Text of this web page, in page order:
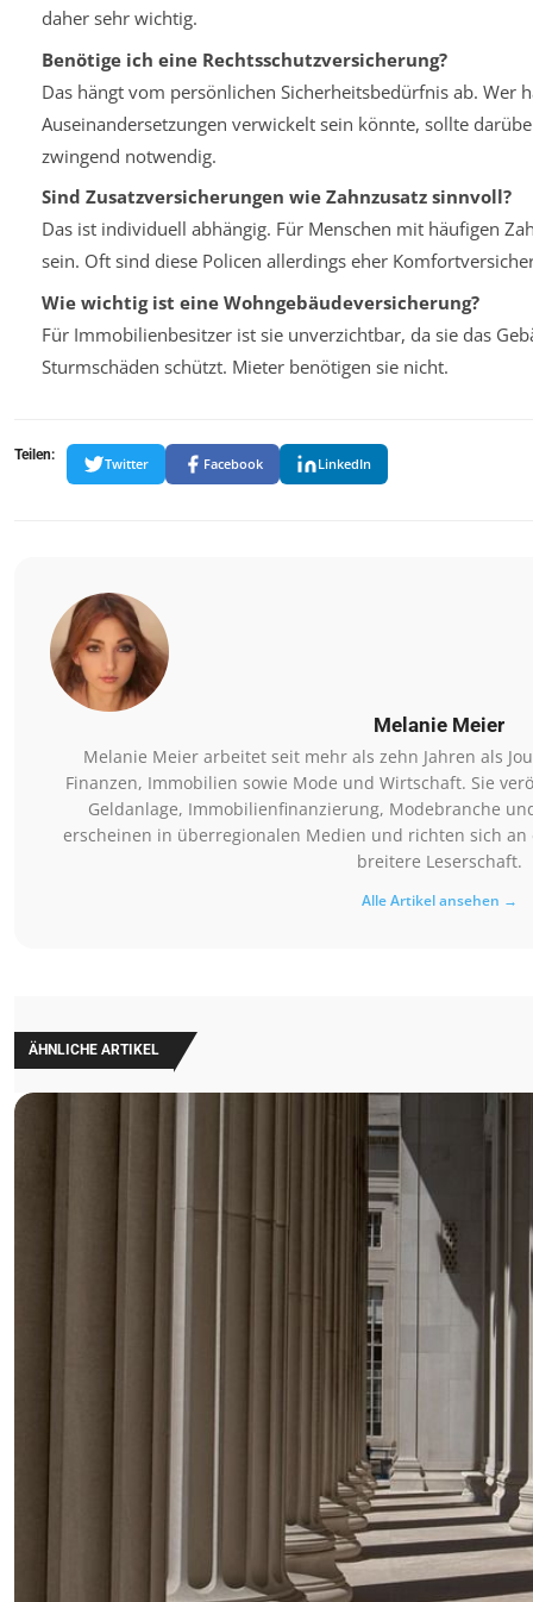
daher sehr wichtig.
Benötige ich eine Rechtsschutzversicherung?
Das hängt vom persönlichen Sicherheitsbedürfnis ab. Wer
Auseinandersetzungen verwickelt sein könnte, sollte
zwingend notwendig.
Sind Zusatzversicherungen wie Zahnzusatz sinnvoll?
Das ist individuell abhängig. Für Menschen mit häufigen
sein. Oft sind diese Policen allerdings eher
Wie wichtig ist eine Wohngebäudeversicherung?
Für Immobilienbesitzer ist sie unverzichtbar, da sie das
Sturmschäden schützt. Mieter benötigen sie nicht.
Teilen:
Twitter Facebook LinkedIn
Melanie Meier
Melanie Meier arbeitet seit mehr als zehn Jahren als
Finanzen, Immobilien sowie Mode und Wirtschaft. Sie
Geldanlage, Immobilienfinanzierung, Modebranche
erscheinen in überregionalen Medien und richten sich
breitere Leserschaft.
Alle Artikel ansehen →
ÄHNLICHE ARTIKEL